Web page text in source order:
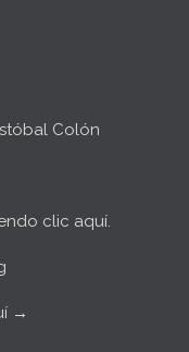
Colón
clic aquí.
→